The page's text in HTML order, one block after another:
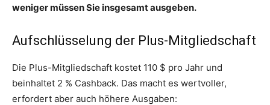
weniger müssen Sie insgesamt ausgeben.
Aufschlüsselung der Plus-Mitgliedschaft
Die Plus-Mitgliedschaft kostet 110 $ pro Jahr und
beinhaltet 2 % Cashback. Das macht es wertvoller,
erfordert aber auch höhere Ausgaben: